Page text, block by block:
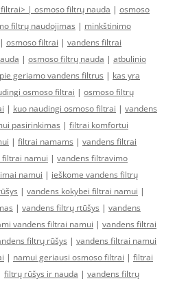
| osmoso filtrų nauda | osmoso
filtrų naudojimas | minkštinimo
| osmoso filtrai | vandens filtrai
| osmoso filtrų nauda | atbulinio
geriamo vandens filtrus | kas yra
osmoso filtrai | osmoso filtrų
| kuo naudingi osmoso filtrai | vandens
pasirinkimas | filtrai komfortui
| filtrai namams | vandens filtrai
filtrai namui | vandens filtravimo
namui | ieškome vandens filtrų
| vandens kokybei filtrai namui |
| vandens filtrų rtūšys | vandens
vandens filtrai namui | vandens filtrai
filtrų rūšys | vandens filtrai namui
| namui geriausi osmoso filtrai | filtrai
filtrų rūšys ir nauda | vandens filtrų